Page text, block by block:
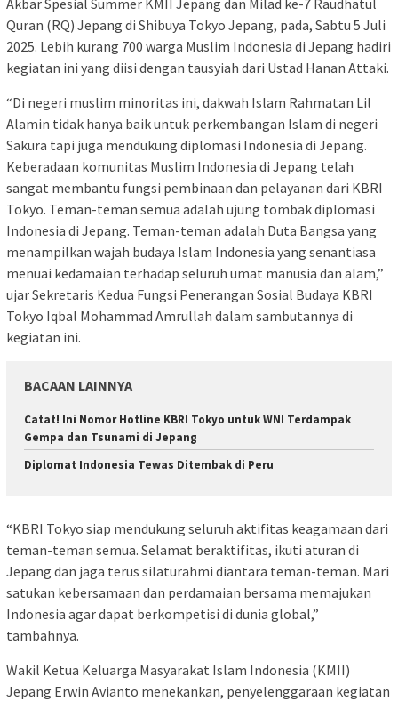
Akbar Spesial Summer KMII Jepang dan Milad ke-7 Raudhatul
Quran (RQ) Jepang di Shibuya Tokyo Jepang, pada, Sabtu 5 Juli
2025. Lebih kurang 700 warga Muslim Indonesia di Jepang hadiri
kegiatan ini yang diisi dengan tausyiah dari Ustad Hanan Attaki.
“Di negeri muslim minoritas ini, dakwah Islam Rahmatan Lil
Alamin tidak hanya baik untuk perkembangan Islam di negeri
Sakura tapi juga mendukung diplomasi Indonesia di Jepang.
Keberadaan komunitas Muslim Indonesia di Jepang telah
sangat membantu fungsi pembinaan dan pelayanan dari KBRI
Tokyo. Teman-teman semua adalah ujung tombak diplomasi
Indonesia di Jepang. Teman-teman adalah Duta Bangsa yang
menampilkan wajah budaya Islam Indonesia yang senantiasa
menuai kedamaian terhadap seluruh umat manusia dan alam,”
ujar Sekretaris Kedua Fungsi Penerangan Sosial Budaya KBRI
Tokyo Iqbal Mohammad Amrullah dalam sambutannya di
kegiatan ini.
BACAAN LAINNYA
Catat! Ini Nomor Hotline KBRI Tokyo untuk WNI Terdampak
Gempa dan Tsunami di Jepang
Diplomat Indonesia Tewas Ditembak di Peru
“KBRI Tokyo siap mendukung seluruh aktifitas keagamaan dari
teman-teman semua. Selamat beraktifitas, ikuti aturan di
Jepang dan jaga terus silaturahmi diantara teman-teman. Mari
satukan kebersamaan dan perdamaian bersama memajukan
Indonesia agar dapat berkompetisi di dunia global,”
tambahnya.
Wakil Ketua Keluarga Masyarakat Islam Indonesia (KMII)
Jepang Erwin Avianto menekankan, penyelenggaraan kegiatan